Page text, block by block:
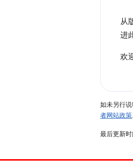
从
进
欢
如未另行
者网站政策
最后更新